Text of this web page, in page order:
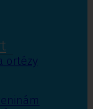
ortézy